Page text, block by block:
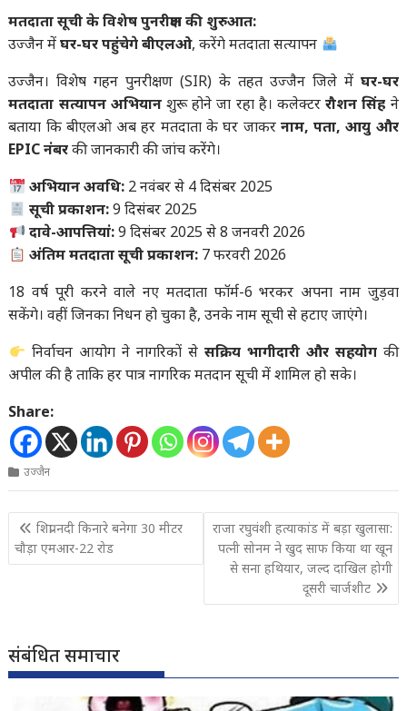
मतदाता सूची के विशेष पुनरीक्षण की शुरुआत:
उज्जैन मेंघर-घर पहुंचेगे बीएलओ, करेंगे मतदाता सत्यापन
उज्जैन। विशेष गहन पुनरीक्षण (SIR) के तहत उज्जैन जिले में घर-घर
मतदाता सत्यापन अभियानशुरू होने जा रहा है। कलेक्टररौशन सिंह ने
बताया कि बीएलओ अब हर मतदाता के घर जाकर नाम, पता, आयु और
EPIC नंबरकी जानकारी की जांच करेंगे।
अभियान अवधि:2 नवंबर से 4 दिसंबर 2025
सूची प्रकाशन:9 दिसंबर 2025
दावे-आपत्तियां:9 दिसंबर 2025 से 8 जनवरी 2026
अंतिम मतदाता सूची प्रकाशन:7 फरवरी 2026
18 वर्ष पूरी करने वाले नए मतदाता फॉर्म-6 भरकर अपना नाम जुड़वा
सकेंगे। वहीं जिनका निधन हो चुका है, उनके नाम सूची से हटाए जाएंगे।
निर्वाचन आयोग ने नागरिकों से सक्रिय भागीदारी और सहयोगकी
अपील की है ताकि हर पात्र नागरिक मतदान सूची में शामिल हो सके।
Share:
उज्जैन
Post
navigation
शिप्रा नदी किनारे बनेगा 30 मीटर
चौड़ा एमआर-22 रोड
राजा रघुवंशी हत्याकांड में बड़ा खुलासा:
पत्नी सोनम ने खुद साफ किया था खून
से सना हथियार, जल्द दाखिल होगी
दूसरी चार्जशीट
संबंधित समाचार